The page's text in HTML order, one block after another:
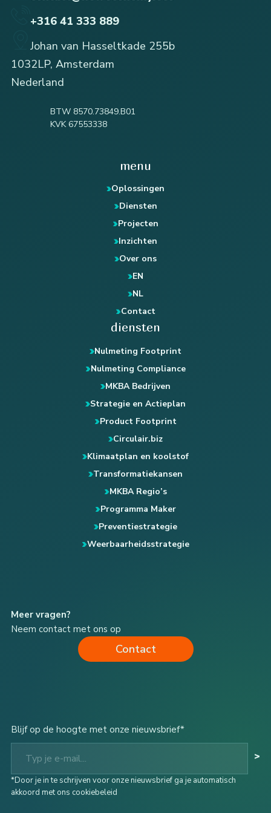
+316 41 333 889
Johan van Hasseltkade 255b
1032LP, Amsterdam
Nederland
BTW 8570.73849.B01
KVK 67553338
menu
Oplossingen
Diensten
Projecten
Inzichten
Over ons
EN
NL
Contact
diensten
Nulmeting Footprint
Nulmeting Compliance
MKBA Bedrijven
Strategie en Actieplan
Product Footprint
Circulair.biz
Klimaatplan en koolstof
Transformatiekansen
MKBA Regio’s
Programma Maker
Preventiestrategie
Weerbaarheidsstrategie
Meer vragen?
Neem contact met ons op
Contact
Blijf op de hoogte met onze nieuwsbrief*
Typ je e-mail...
>
*Door je in te schrijven voor onze nieuwsbrief ga je automatisch
akkoord met ons cookiebeleid